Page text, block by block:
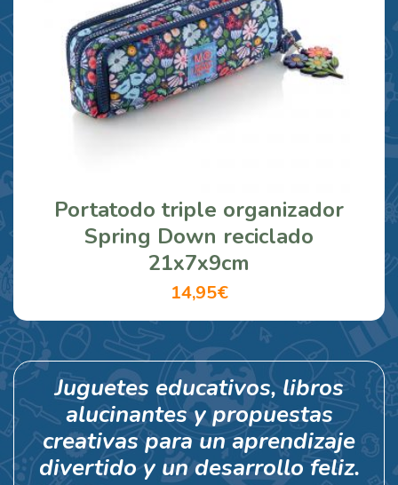
Portatodo triple organizador
Spring Down reciclado
21x7x9cm
14,95€
Juguetes educativos, libros
alucinantes y propuestas
creativas para un aprendizaje
divertido y un desarrollo feliz.